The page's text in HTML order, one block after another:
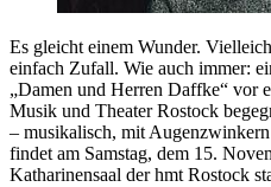
Es gleicht einem Wunder.
einfach Zufall. Wie auch immer:
„Damen und Herren Daffke“ vor
Musik und Theater Rostock
– musikalisch, mit
findet am Samstag, dem 15.
Katharinensaal der hmt Rostock